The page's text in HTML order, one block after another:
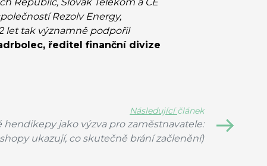
Rezolv Energy,
let tak významně podpořil
ředitel finanční divize
Následujícíčlánek
hendikepy jako výzva pro zaměstnavatele:
ukazují, co skutečně brání začlenění)